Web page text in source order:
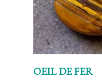
OEIL DE FER